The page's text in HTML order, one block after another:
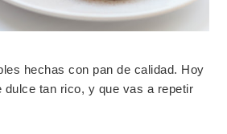
hechas con pan de calidad. Hoy
dulce tan rico, y que vas a repetir